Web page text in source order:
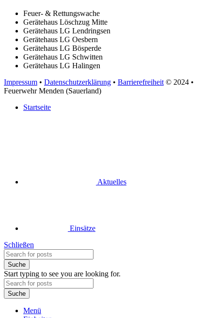
Feuer- & Rettungswache
Gerätehaus Löschzug Mitte
Gerätehaus LG Lendringsen
Gerätehaus LG Oesbern
Gerätehaus LG Bösperde
Gerätehaus LG Schwitten
Gerätehaus LG Halingen
Impressum • Datenschutzerklärung • Barrierefreiheit © 2024 •
Feuerwehr Menden (Sauerland)
Startseite
Aktuelles
Einsätze
Schließen
Suche
Start typing to see you are looking for.
Suche
Menü